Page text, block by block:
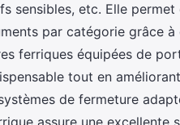
sensibles, etc. Elle permet
par catégorie grâce
ferriques équipées de
tout en améliorant
de fermeture